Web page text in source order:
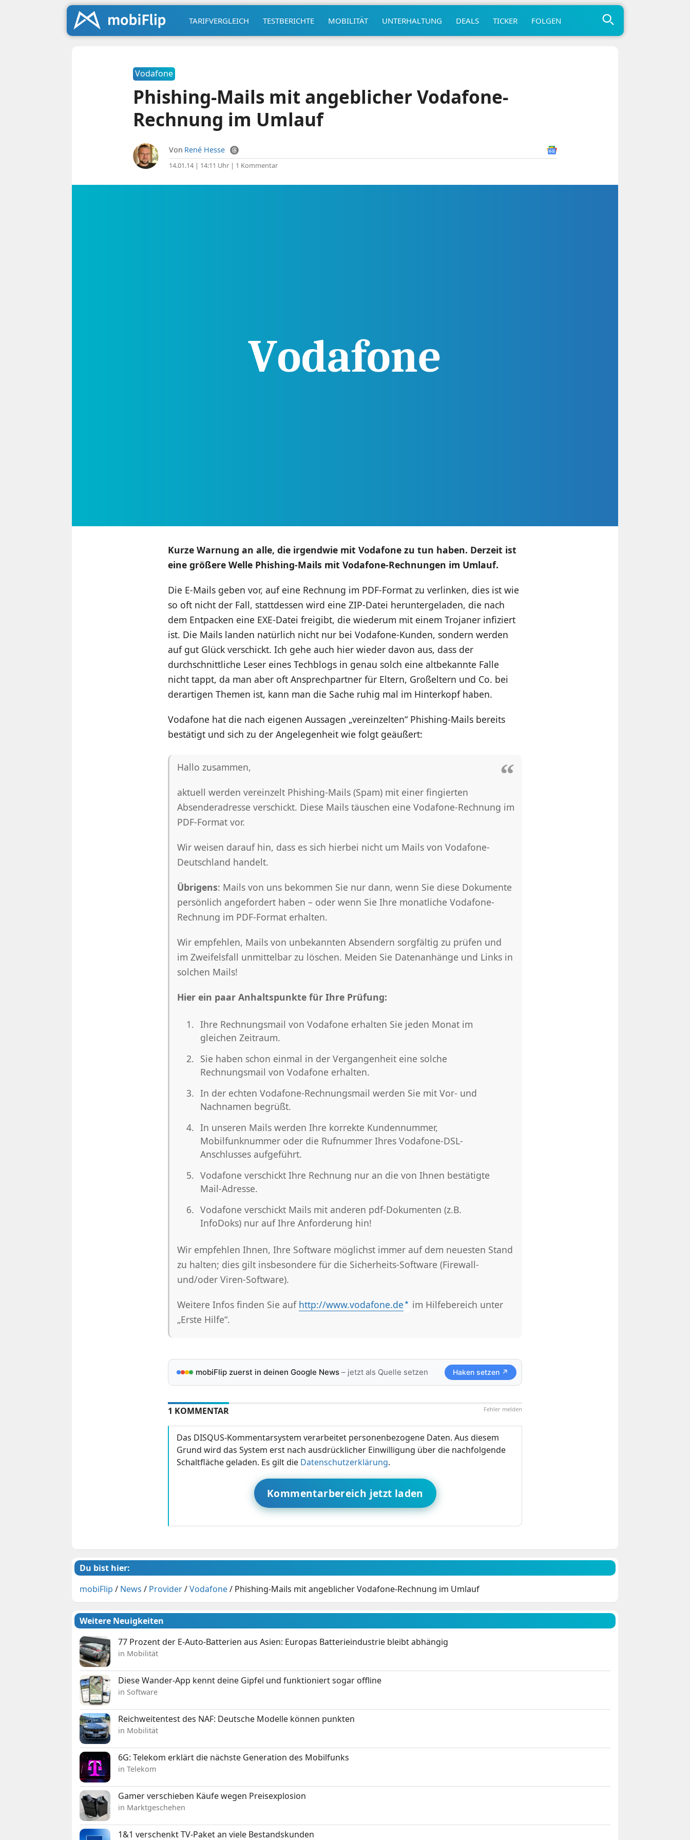
TARIFVERGLEICH TESTBERICHTE MOBILITÄT UNTERHALTUNG DEALS TICKER FOLGEN
Vodafone
Phishing-Mails mit angeblicher Vodafone-
Rechnung im Umlauf
Von René Hesse
14.01.14 | 14:11 Uhr| 1 Kommentar
Kurze Warnung an alle, die irgendwie mit Vodafone zu tun haben. Derzeit ist
eine größere Welle Phishing-Mails mit Vodafone-Rechnungen im Umlauf.
Die E-Mails geben vor, auf eine Rechnung im PDF-Format zu verlinken, dies ist wie
so oft nicht der Fall, stattdessen wird eine ZIP-Datei heruntergeladen, die nach
dem Entpacken eine EXE-Datei freigibt, die wiederum mit einem Trojaner infiziert
ist. Die Mails landen natürlich nicht nur bei Vodafone-Kunden, sondern werden
auf gut Glück verschickt. Ich gehe auch hier wieder davon aus, dass der
durchschnittliche Leser eines Techblogs in genau solch eine altbekannte Falle
nicht tappt, da man aber oft Ansprechpartner für Eltern, Großeltern und Co. bei
derartigen Themen ist, kann man die Sache ruhig mal im Hinterkopf haben.
Vodafone hat die nach eigenen Aussagen „vereinzelten“ Phishing-Mails bereits
bestätigt und sich zu der Angelegenheit wie folgt geäußert:
Hallo zusammen,
aktuell werden vereinzelt Phishing-Mails (Spam) mit einer fingierten
Absenderadresse verschickt. Diese Mails täuschen eine Vodafone-Rechnung im
PDF-Format vor.
Wir weisen darauf hin, dass es sich hierbei nicht um Mails von Vodafone-
Deutschland handelt.
Übrigens: Mails von uns bekommen Sie nur dann, wenn Sie diese Dokumente
persönlich angefordert haben – oder wenn Sie Ihre monatliche Vodafone-
Rechnung im PDF-Format erhalten.
Wir empfehlen, Mails von unbekannten Absendern sorgfältig zu prüfen und
im Zweifelsfall unmittelbar zu löschen. Meiden Sie Datenanhänge und Links in
solchen Mails!
Hier ein paar Anhaltspunkte für Ihre Prüfung:
Ihre Rechnungsmail von Vodafone erhalten Sie jeden Monat im
gleichen Zeitraum.
Sie haben schon einmal in der Vergangenheit eine solche
Rechnungsmail von Vodafone erhalten.
In der echten Vodafone-Rechnungsmail werden Sie mit Vor- und
Nachnamen begrüßt.
In unseren Mails werden Ihre korrekte Kundennummer,
Mobilfunknummer oder die Rufnummer Ihres Vodafone-DSL-
Anschlusses aufgeführt.
Vodafone verschickt Ihre Rechnung nur an die von Ihnen bestätigte
Mail-Adresse.
Vodafone verschickt Mails mit anderen pdf-Dokumenten (z.B.
InfoDoks) nur auf Ihre Anforderung hin!
Wir empfehlen Ihnen, Ihre Software möglichst immer auf dem neuesten Stand
zu halten; dies gilt insbesondere für die Sicherheits-Software (Firewall-
und/oder Viren-Software).
Weitere Infos finden Sie auf http://www.vodafone.de
im Hilfebereich unter
„Erste Hilfe“.
mobiFlip zuerst in deinen Google News– jetzt als Quelle setzen Haken setzen ↗
Fehler melden
1 KOMMENTAR
Das DISQUS-Kommentarsystem verarbeitet personenbezogene Daten. Aus diesem
Grund wird das System erst nach ausdrücklicher Einwilligung über die nachfolgende
Schaltfläche geladen. Es gilt die Datenschutzerklärung.
Kommentarbereich jetzt laden
Du bist hier:
mobiFlip / News / Provider/Vodafone/ Phishing-Mails mit angeblicher Vodafone-Rechnung im Umlauf
Weitere Neuigkeiten
77 Prozent der E-Auto-Batterien aus Asien: Europas Batterieindustrie bleibt abhängig
in Mobilität
Diese Wander-App kennt deine Gipfel und funktioniert sogar offline
in Software
Reichweitentest des NAF: Deutsche Modelle können punkten
in Mobilität
6G: Telekom erklärt die nächste Generation des Mobilfunks
in Telekom
Gamer verschieben Käufe wegen Preisexplosion
in Marktgeschehen
1&1 verschenkt TV-Paket an viele Bestandskunden